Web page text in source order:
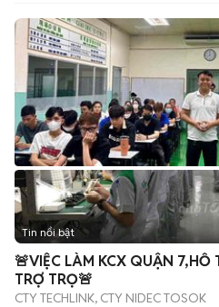
Tin nổi bật
🚨VIỆC LÀM KCX QUẬN
TRỢ TRỌ🚨
CTY TECHLINK, CTY NIDEC TOSOK